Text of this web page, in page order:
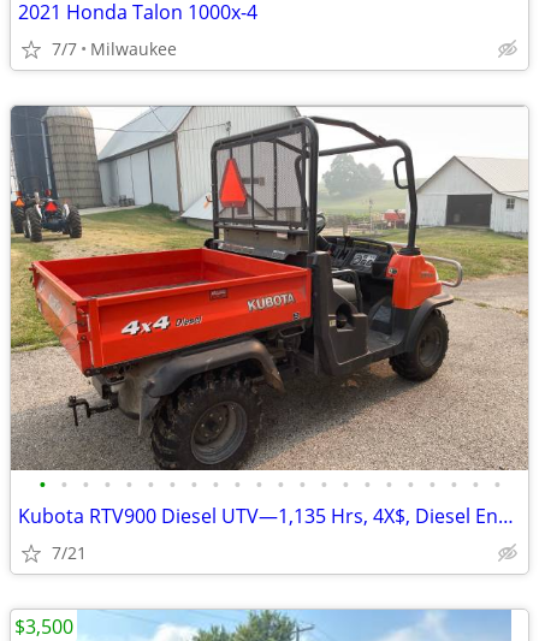
2021 Honda Talon 1000x-4
7/7 Milwaukee
• • • • • • • • • • • • • • • • • • • • • •
Kubota RTV900 Diesel UTV—1,135 Hrs, 4X$, Diesel Engine—Online Auction!
7/21
$3,500